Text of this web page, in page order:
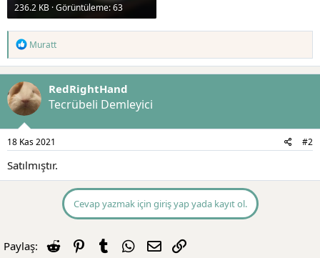
236.2 KB · Görüntüleme: 63
T
e
p
k
l
e
r
Muratt
RedRightHand
Tecrübeli Demleyici
18 Kas 2021 #2
Satılmıştır.
Cevap yazmak için giriş yap yada kayıt ol.
Paylaş: Reddit PinterestTumblrWhatsApp
E-posta